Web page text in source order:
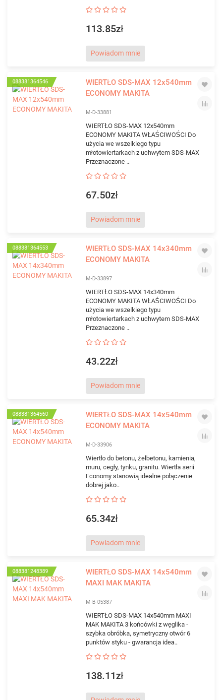
113.85zł
Powiadom mnie
088381364546
WIERTŁO SDS-MAX 12x540mm
ECONOMY MAKITA
M-D-33881
WIERTŁO SDS-MAX 12x540mm
ECONOMY MAKITA WŁAŚCIWOŚCI Do
użycia we wszelkiego typu
młotowiertarkach z uchwytem SDS-MAX
Przeznaczone ..
67.50zł
Powiadom mnie
088381364553
WIERTŁO SDS-MAX 14x340mm
ECONOMY MAKITA
M-D-33897
WIERTŁO SDS-MAX 14x340mm
ECONOMY MAKITA WŁAŚCIWOŚCI Do
użycia we wszelkiego typu
młotowiertarkach z uchwytem SDS-MAX
Przeznaczone ..
43.22zł
Powiadom mnie
088381364560
WIERTŁO SDS-MAX 14x540mm
ECONOMY MAKITA
M-D-33906
Wiertło do betonu, żelbetonu, kamienia,
muru, cegły, tynku, granitu. Wiertła serii
Economy stanowią idealne połączenie
dobrej jako..
65.34zł
Powiadom mnie
088381248389
WIERTŁO SDS-MAX 14x540mm
MAXI MAK MAKITA
M-B-05387
WIERTŁO SDS-MAX 14x540mm MAXI
MAK MAKITA 3 końcówki z węglika -
szybka obróbka, symetryczny otwór 6
punktów styku - gwarancja idea..
138.11zł